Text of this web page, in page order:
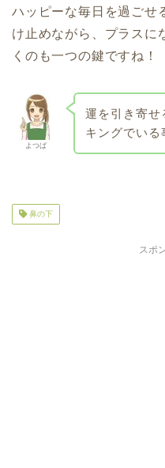
ハッピーな毎日を過ごせ
け止めながら、プラスに
くのも一つの鍵ですね！
よつば
運を引き寄せ
キングでいる
鼻の下
スポ